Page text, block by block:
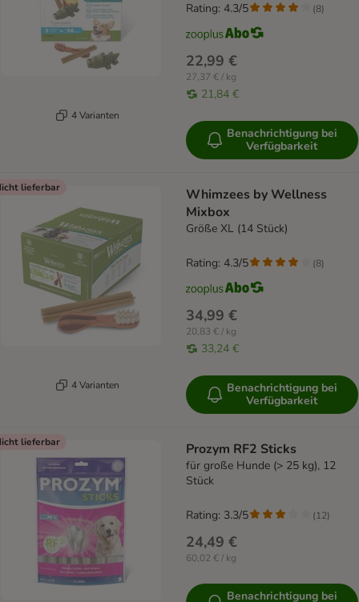
4 Varianten
22,99 €
27,37 € / kg
21,84 €
Rating: 4.3/5 (8)
Benachrichtigung bei
Verfügbarkeit
lieferbar
4 Varianten
Whimzees by Wellness
Mixbox
Größe XL (14 Stück)
34,99 €
20,83 € / kg
33,24 €
Rating: 4.3/5 (8)
Benachrichtigung bei
Verfügbarkeit
lieferbar Prozym RF2 Sticks
für große Hunde (> 25 kg), 12
Stück
24,49 €
60,02 € / kg
Rating: 3.3/5 (12)
Benachrichtigung bei